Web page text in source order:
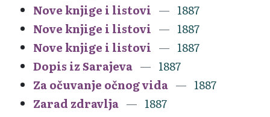
Nove knjige i listovi
1887
Nove knjige i listovi
1887
Nove knjige i listovi
1887
Dopis iz Sarajeva
1887
Za očuvanje očnog vida
1887
Zarad zdravlja
1887